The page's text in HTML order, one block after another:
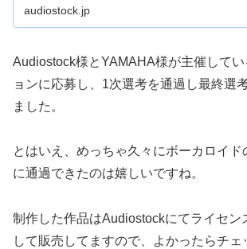
audiostock.jp
Audiostock様とYAMAHA様が主催して
ョンに応募し、1次選考を通過し最終選
ました。
とはいえ、めっちゃ久々にボーカロイド
に通過できたのは嬉しいですね。
制作した作品はAudiostockにてライセン
して販売してますので、よかったらチ